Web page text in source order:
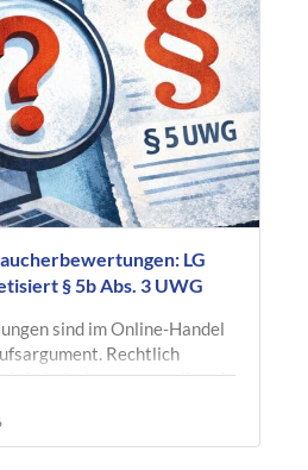
LG
§ 5b Abs. 3 UWG
sind im Online-Handel
Rechtlich
sie jedoch nur, wenn die seit
Richtlinie…